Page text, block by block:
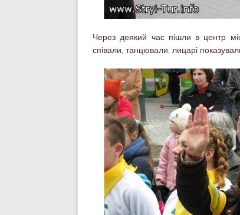
Через деякий час пішли в центр
співали, танцювали, лицарі